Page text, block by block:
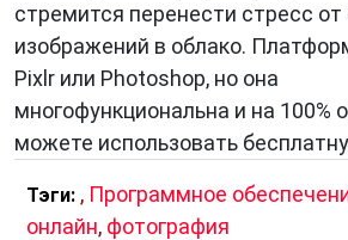
стремится перенести стресс от
изображений в облако.
Pixlr или Photoshop, но она
многофункциональна и на 100%
можете использовать
Тэги: , Программное
онлайн, фотография